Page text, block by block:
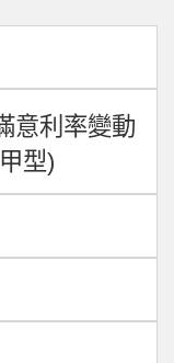
意利率變動
型)